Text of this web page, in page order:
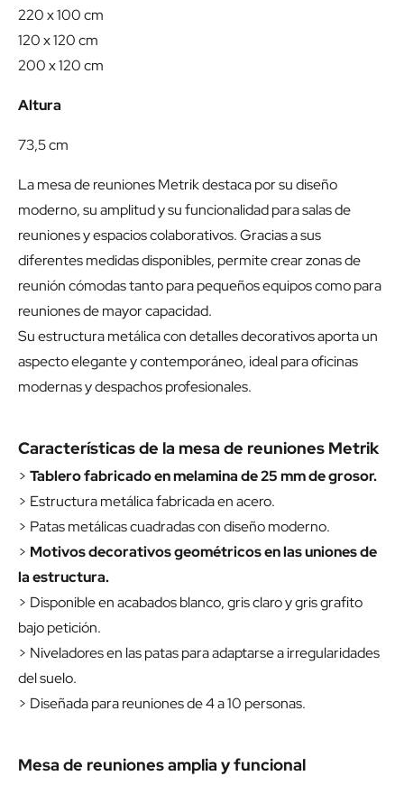
220 x 100 cm
120 x 120 cm
200 x 120 cm
Altura
73,5 cm
La mesa de reuniones Metrik destaca por su diseño
moderno, su amplitud y su funcionalidad para salas de
reuniones y espacios colaborativos. Gracias a sus
diferentes medidas disponibles, permite crear zonas de
reunión cómodas tanto para pequeños equipos como para
reuniones de mayor capacidad.
Su estructura metálica con detalles decorativos aporta un
aspecto elegante y contemporáneo, ideal para oficinas
modernas y despachos profesionales.
Características de la mesa de reuniones Metrik
> Tablero fabricado en melamina de 25 mm de grosor.
> Estructura metálica fabricada en acero.
> Patas metálicas cuadradas con diseño moderno.
> Motivos decorativos geométricos en las uniones de
la estructura.
> Disponible en acabados blanco, gris claro y gris grafito
bajo petición.
> Niveladores en las patas para adaptarse a irregularidades
del suelo.
> Diseñada para reuniones de 4 a 10 personas.
Mesa de reuniones amplia y funcional